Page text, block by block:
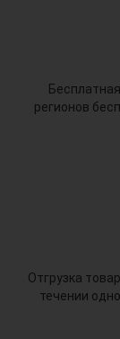
регионов
Отгрузка
течении